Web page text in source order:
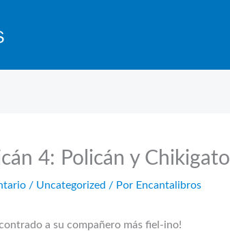
4: Policán y Chikigato
/ Uncategorized / Por Encantalibros
a su compañero más fiel-ino!